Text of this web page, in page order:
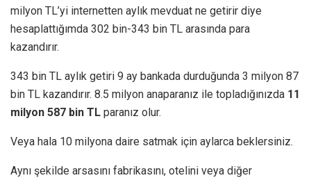
milyon TL’yi internetten aylık mevduat ne getirir diye
hesaplattığımda 302 bin-343 bin TL arasında para
kazandırır.
343 bin TL aylık getiri 9 ay bankada durduğunda 3 milyon 87
bin TL kazandırır. 8.5 milyon anaparanız ile topladığınızda 11
milyon 587 bin TL paranız olur.
Veya hala 10 milyona daire satmak için aylarca beklersiniz.
Aynı şekilde arsasını fabrikasını, otelini veya diğer